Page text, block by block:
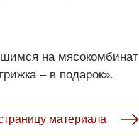
на мясокомбинат
– в подарок».
материала